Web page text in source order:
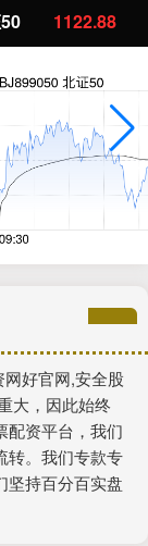
0.30%
好官网,安全股
大，因此始终
配资平台，我们
转。我们专款专
坚持百分百实盘